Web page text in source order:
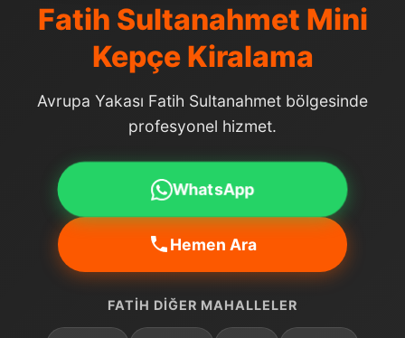
Fatih Sultanahmet Mini
Kepçe Kiralama
Avrupa Yakası Fatih Sultanahmet bölgesinde
profesyonel hizmet.
WhatsApp
Hemen Ara
FATIH DIĞER MAHALLELER